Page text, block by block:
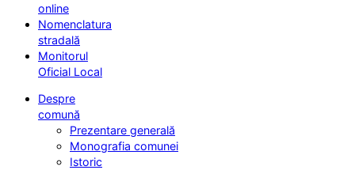
online
Nomenclatura
stradală
Monitorul
Oficial Local
Despre
comună
Prezentare generală
Monografia comunei
Istoric